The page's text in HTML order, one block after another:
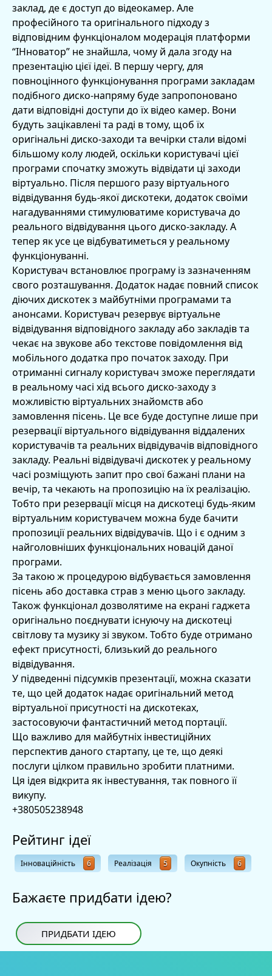
заклад, де є доступ до відеокамер. Але
професійного та оригінального підходу з
відповідним функціоналом модерація платформи
“ІНноватор” не знайшла, чому й дала згоду на
презентацію цієї ідеї. В першу чергу, для
повноцінного функціонування програми закладам
подібного диско-напряму буде запропоновано
дати відповідні доступи до їх відео камер. Вони
будуть зацікавлені та раді в тому, щоб їх
оригінальні диско-заходи та вечірки стали відомі
більшому колу людей, оскільки користувачі цієї
програми спочатку зможуть відвідати ці заходи
віртуально. Після першого разу віртуального
відвідування будь-якої дискотеки, додаток своїми
нагадуваннями стимулюватиме користувача до
реального відвідування цього диско-закладу. А
тепер як усе це відбуватиметься у реальному
функціонуванні.
Користувач встановлює програму із зазначенням
свого розташування. Додаток надає повний список
діючих дискотек з майбутніми програмами та
анонсами. Користувач резервує віртуальне
відвідування відповідного закладу або закладів та
чекає на звукове або текстове повідомлення від
мобільного додатка про початок заходу. При
отриманні сигналу користувач зможе переглядати
в реальному часі хід всього диско-заходу з
можливістю віртуальних знайомств або
замовлення пісень. Це все буде доступне лише при
резервації віртуального відвідування віддалених
користувачів та реальних відвідувачів відповідного
закладу. Реальні відвідувачі дискотек у реальному
часі розміщують запит про свої бажані плани на
вечір, та чекають на пропозицію на їх реалізацію.
Тобто при резервації місця на дискотеці будь-яким
віртуальним користувачем можна буде бачити
пропозиції реальних відвідувачів. Що і є одним з
найголовніших функціональних новацій даної
програми.
За такою ж процедурою відбувається замовлення
пісень або доставка страв з меню цього закладу.
Також функціонал дозволятиме на екрані гаджета
оригінально поєднувати існуючу на дискотеці
світлову та музику зі звуком. Тобто буде отримано
ефект присутності, близький до реального
відвідування.
У підведенні підсумків презентації, можна сказати
те, що цей додаток надає оригінальний метод
віртуальної присутності на дискотеках,
застосовуючи фантастичний метод портації.
Що важливо для майбутніх інвестиційних
перспектив даного стартапу, це те, що деякі
послуги цілком правильно зробити платними.
Ця ідея відкрита як інвестування, так повного її
викупу.
+380505238948
Рейтинг ідеї
Інноваційність 6 Реалізація 5 Окупність 6
Бажаєте придбати ідею?
ПРИДБАТИ ІДЕЮ